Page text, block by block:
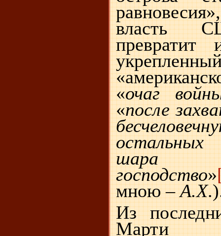
власть
«очаг
«после
остальных
шара
господство»
мною –А.Х
Из
Марти